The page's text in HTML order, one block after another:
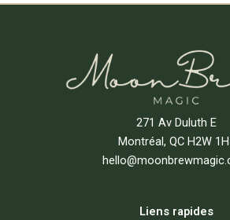
271 Av Duluth E
Montréal, QC H2W
Liens rapides